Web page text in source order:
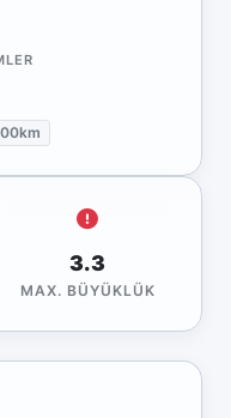
3.3
MAX. BÜYÜKLÜK